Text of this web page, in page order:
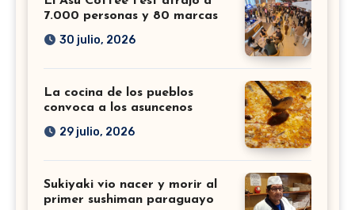
7.000 personas y 80 marcas
30 julio, 2026
La cocina de los pueblos
convoca a los asuncenos
29 julio, 2026
Sukiyaki vio nacer y morir al
primer sushiman paraguayo